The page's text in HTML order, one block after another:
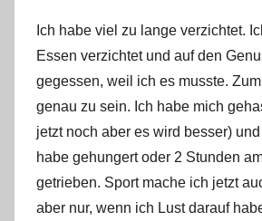
n
Y
v
o
n
n
e
Ich habe viel zu lange verzichtet.
Essen verzichtet und auf den
gegessen, weil ich es musste.
genau zu sein. Ich habe mich
jetzt noch aber es wird besser)
habe gehungert oder 2 Stunden
getrieben. Sport mache ich jetzt
aber nur, wenn ich Lust darauf